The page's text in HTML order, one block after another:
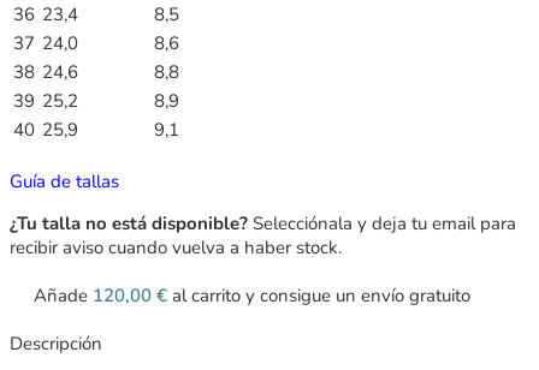
36 23,4
8,5
37 24,0
8,6
38 24,6
8,8
39 25,2
8,9
40 25,9 9,1
Guía de tallas
¿Tu talla no está disponible? Selecciónala y deja tu email para
recibir aviso cuando vuelva a haber stock.
Añade 120,00 € al carrito y consigue un envío gratuito
Descripción